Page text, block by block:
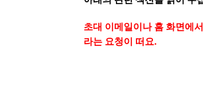
초대 이메일이나 홈 화면에
라는 요청이 떠요.